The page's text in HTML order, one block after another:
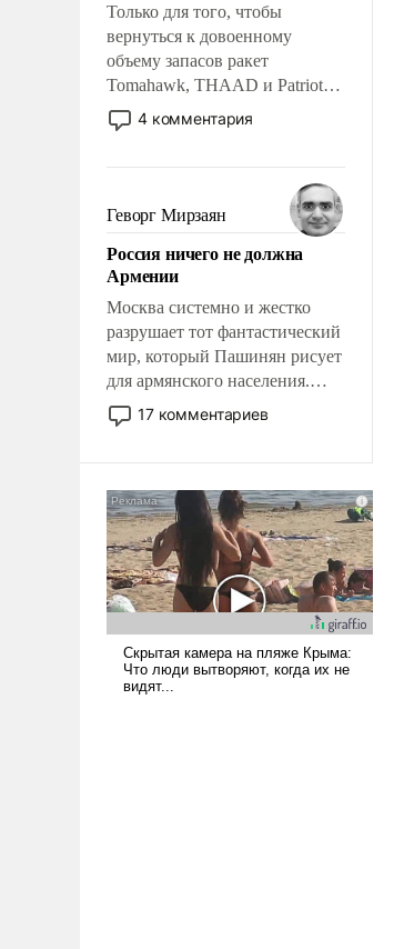
Только для того, чтобы
вернуться к довоенному
объему запасов ракет
Tomahawk, THAAD и Patriot
США потребуется более трех
лет. Даже небольшая война с
Сложившаяся ситуация
означает многолетний период
уязвимости США, например,
перед Китаем.
4 комментария
Геворг Мирзаян
Россия ничего не должна
Армении
Москва системно и жестко
разрушает тот фантастический
мир, который Пашинян рисует
для армянского населения.
Мир, где политические
прожекты будут безусловно
налогоплательщиков и где
Еревану за свои поступки не
нужно отвечать.
17 комментариев